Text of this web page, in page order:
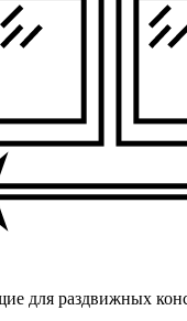
для раздвижных